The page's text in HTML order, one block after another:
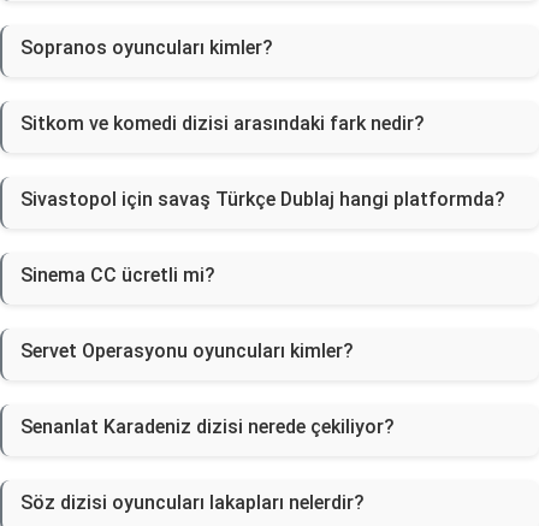
Sopranos oyuncuları kimler?
Sitkom ve komedi dizisi arasındaki fark nedir?
Sivastopol için savaş Türkçe Dublaj hangi platformda?
Sinema CC ücretli mi?
Servet Operasyonu oyuncuları kimler?
Senanlat Karadeniz dizisi nerede çekiliyor?
Söz dizisi oyuncuları lakapları nelerdir?